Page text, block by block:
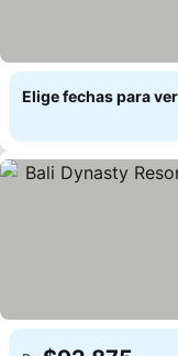
Elige fechas para